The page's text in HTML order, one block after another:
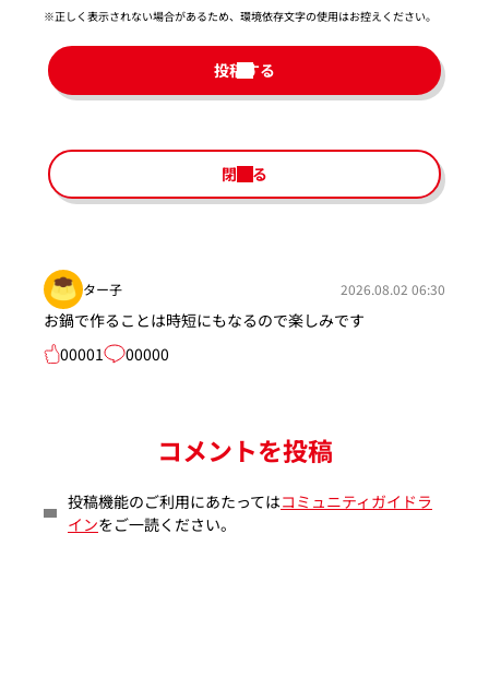
※正しく表示されない場合があるため、環境依存文字の使用はお控えください。​
投稿する
閉じる
ター子 2026.08.02 06:30
お鍋で作ることは時短にもなるので楽しみです
00001
00000
コメントを投稿
投稿機能のご利用にあたってはコミュニティガイドラ
インをご一読ください。